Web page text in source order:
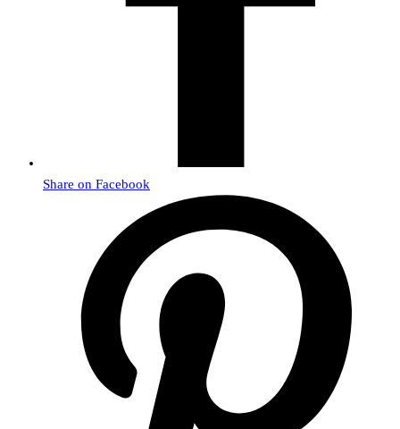
Share on Facebook